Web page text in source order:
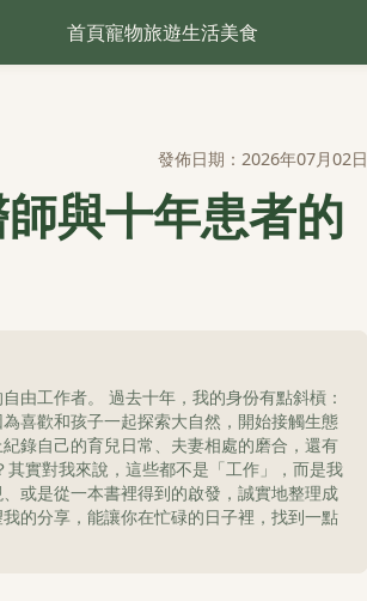
首頁寵物旅遊生活美食
發佈日期：2026年07月02日
與十年患者的
由工作者。 過去十年，我的身份有點斜槓：
喜歡和孩子一起探索大自然，開始接觸生態
錄自己的育兒日常、夫妻相處的磨合，還有
實對我來說，這些都不是「工作」，而是我
或是從一本書裡得到的啟發，誠實地整理成
的分享，能讓你在忙碌的日子裡，找到一點